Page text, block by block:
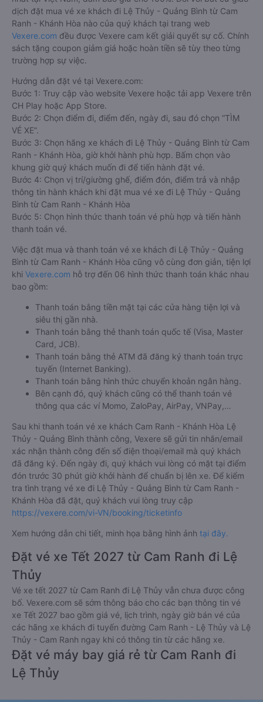
dịch đặt mua vé xe khách đi Lệ Thủy - Quảng Bình từ Cam
Ranh - Khánh Hòa nào của quý khách tại trang web
Vexere.com đều được Vexere cam kết giải quyết sự cố. Chính
sách tặng coupon giảm giá hoặc hoàn tiền sẽ tùy theo từng
trường hợp sự việc.
Hướng dẫn đặt vé tại Vexere.com:
Bước 1: Truy cập vào website Vexere hoặc tải app Vexere trên
CH Play hoặc App Store.
Bước 2: Chọn điểm đi, điểm đến, ngày đi, sau đó chọn “TÌM
VÉ XE”.
Bước 3: Chọn hãng xe khách đi Lệ Thủy - Quảng Bình từ Cam
Ranh - Khánh Hòa, giờ khởi hành phù hợp. Bấm chọn vào
khung giờ quý khách muốn đi để tiến hành đặt vé.
Bước 4: Chọn vị trí/giường ghế, điểm đón, điểm trả và nhập
thông tin hành khách khi đặt mua vé xe đi Lệ Thủy - Quảng
Bình từ Cam Ranh - Khánh Hòa
Bước 5: Chọn hình thức thanh toán vé phù hợp và tiến hành
thanh toán vé.
Việc đặt mua và thanh toán vé xe khách đi Lệ Thủy - Quảng
Bình từ Cam Ranh - Khánh Hòa cũng vô cùng đơn giản, tiện lợi
khi Vexere.com hỗ trợ đến 06 hình thức thanh toán khác nhau
bao gồm:
Thanh toán bằng tiền mặt tại các cửa hàng tiện lợi và
siêu thị gần nhà.
Thanh toán bằng thẻ thanh toán quốc tế (Visa, Master
Card, JCB).
Thanh toán bằng thẻ ATM đã đăng ký thanh toán trực
tuyến (Internet Banking).
Thanh toán bằng hình thức chuyển khoản ngân hàng.
Bên cạnh đó, quý khách cũng có thể thanh toán vé
thông qua các ví Momo, ZaloPay, AirPay, VNPay,…
Sau khi thanh toán vé xe khách Cam Ranh - Khánh Hòa Lệ
Thủy - Quảng Bình thành công, Vexere sẽ gửi tin nhắn/email
xác nhận thành công đến số điện thoại/email mà quý khách
đã đăng ký. Đến ngày đi, quý khách vui lòng có mặt tại điểm
đón trước 30 phút giờ khởi hành để chuẩn bị lên xe. Để kiểm
tra tình trạng vé xe đi Lệ Thủy - Quảng Bình từ Cam Ranh -
Khánh Hòa đã đặt, quý khách vui lòng truy cập
https://vexere.com/vi-VN/booking/ticketinfo
Xem hướng dẫn chi tiết, minh họa bằng hình ảnh tại đây.
Đặt vé xe Tết 2027 từ Cam Ranh đi Lệ
Thủy
Vé xe tết 2027 từ Cam Ranh đi Lệ Thủy vẫn chưa được công
bố. Vexere.com sẽ sớm thông báo cho các bạn thông tin vé
xe Tết 2027 bao gồm giá vé, lịch trình, ngày giờ bán vé của
các hãng xe khách đi tuyến đường Cam Ranh - Lệ Thủy và Lệ
Thủy - Cam Ranh ngay khi có thông tin từ các hãng xe.
Đặt vé máy bay giá rẻ từ Cam Ranh đi
Lệ Thủy